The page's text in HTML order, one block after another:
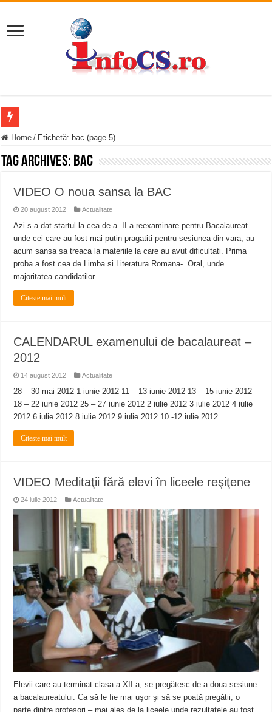
Întreruperi temporare ale furnizării apei potabile în Bocșa Română, în data de 6
ANUNŢ OPRIRE ANUNŢ OPRIRE APĂ în ORAVIȚA – 05.08.2026 – avarie
Ștrandul Termal Ring din Oravița – locul unde natura a ascuns un izvor de
Miresme de lavandă, mentă și flori de vară și râsete de copii la Carașova VIDEO
ANUNȚ OPRIRE APĂ în Reșița – avarie – 04.08.2026 – str. Văliugului și
ANUNŢ OPRIRE APĂ în CARANSEBEȘ – 04.08.2026 – avarie – Calea
ANUNŢ OPRIRE APĂ în CARANSEBEȘ avarie
ANUNȚ OPRIRE APĂ în Reșița, cartier Țerova – avarie – 04.08.2026
Home / Etichetă: bac (page 5)
Tag Archives: bac
VIDEO O noua sansa la BAC
20 august 2012 Actualitate
Azi s-a dat startul la cea de-a II a reexaminare pentru Bacalaureat
unde cei care au fost mai putin pragatiti pentru sesiunea din vara, au
acum sansa sa treaca la materiile la care au avut dificultati. Prima
proba a fost cea de Limba si Literatura Romana- Oral, unde
majoritatea candidatilor …
Citeste mai mult
CALENDARUL examenului de bacalaureat –
2012
14 august 2012 Actualitate
28 – 30 mai 2012 1 iunie 2012 11 – 13 iunie 2012 13 – 15 iunie 2012
18 – 22 iunie 2012 25 – 27 iunie 2012 2 iulie 2012 3 iulie 2012 4 iulie
2012 6 iulie 2012 8 iulie 2012 9 iulie 2012 10 -12 iulie 2012 …
Citeste mai mult
VIDEO Meditaţii fără elevi în liceele reşiţene
24 iulie 2012 Actualitate
Elevii care au terminat clasa a XII a, se pregătesc de a doua sesiune
a bacalaureatului. Ca să le fie mai uşor şi să se poată pregătii, o
parte dintre profesori – mai ales de la liceele unde rezultatele au fost